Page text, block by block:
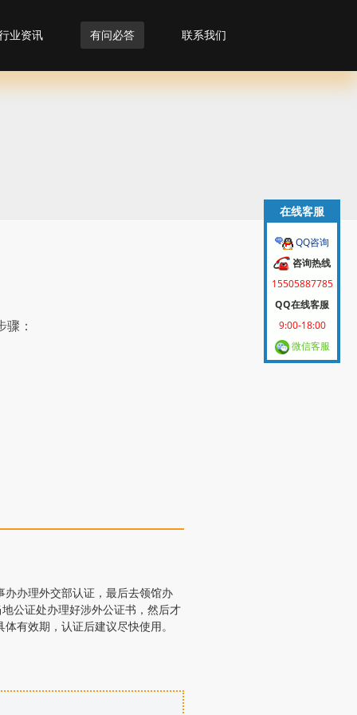
业资讯 有问必答 联系我们
：
办理外交部认证，最后去领馆办
公证处办理好涉外公证书，然后才
有效期，认证后建议尽快使用。
在线客服
QQ咨询
咨询热线
15505887785
QQ在线客服
9:00-18:00
微信客服